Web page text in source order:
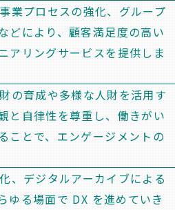
業プロセスの強化、グループ
どにより、顧客満足度の高い
アリングサービスを提供しま
の育成や多様な人財を活用す
と自律性を尊重し、働きがい
ことで、エンゲージメントの
、デジタルアーカイブによる
ゆる場面で DX を進めていき